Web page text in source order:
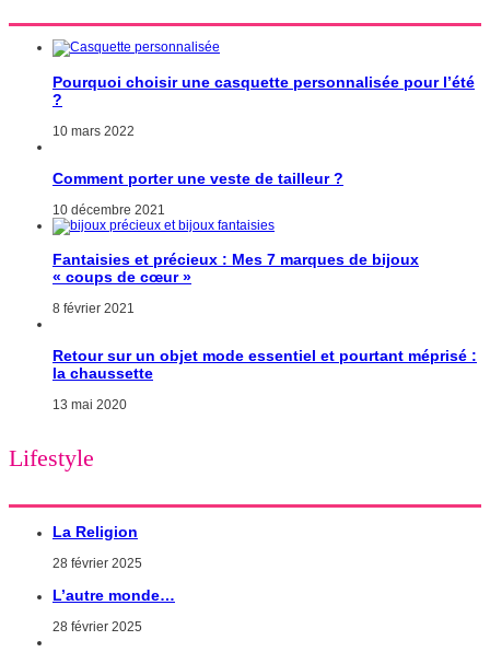
Pourquoi choisir une casquette personnalisée pour l’été
?
10 mars 2022
Comment porter une veste de tailleur ?
10 décembre 2021
Fantaisies et précieux : Mes 7 marques de bijoux
« coups de cœur »
8 février 2021
Retour sur un objet mode essentiel et pourtant méprisé :
la chaussette
13 mai 2020
Lifestyle
La Religion
28 février 2025
L’autre monde…
28 février 2025